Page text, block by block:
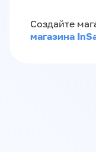
Создайте
магазина